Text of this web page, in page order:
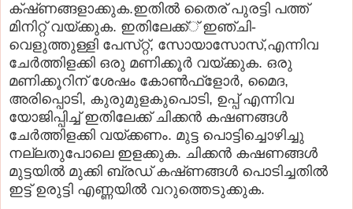
ക്‌ഷ്‌ണങ്ങളാക്കുക.ഇതില്‍ തൈര്‌ പുരട്ടി പത്ത്‌
മിനിറ്റ്‌ വയ്‌ക്കുക. ഇതിലേക്ക്‌് ഇഞ്ചി-
വെളുത്തുള്ളി പേസ്‌റ്റ്, സോയാസോസ്‌,എന്നിവ
ചേര്‍ത്തിളക്കി ഒരു മണിക്കൂര്‍ വയ്‌ക്കുക. ഒരു
മണിക്കൂറിന്‌ ശേഷം കോണ്‍ഫ്‌ളോര്‍, മൈദ,
അരിപ്പൊടി, കുരുമുളകുപൊടി, ഉപ്പ്‌ എന്നിവ
യോജിപ്പിച്ച്‌ ഇതിലേക്ക്‌ ചിക്കന്‍ കഷണങ്ങള്‍
ചേര്‍ത്തിളക്കി വയ്‌ക്കണം. മുട്ട പൊട്ടിച്ചൊഴിച്ചു
നല്ലതുപോലെ ഇളക്കുക. ചിക്കന്‍ കഷണങ്ങള്‍
മുട്ടയില്‍ മുക്കി ബ്രഡ്‌ കഷ്‌ണങ്ങള്‍ പൊടിച്ചതില്‍
ഇട്ട്‌ ഉരുട്ടി എണ്ണയില്‍ വറുത്തെടുക്കുക.